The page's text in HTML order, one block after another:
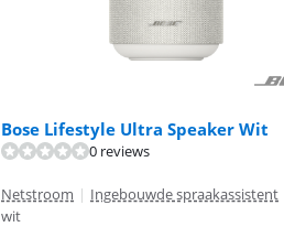
Bose Lifestyle Ultra Speaker Wit
0 reviews
Netstroom | Ingebouwde spraakassistent
wit